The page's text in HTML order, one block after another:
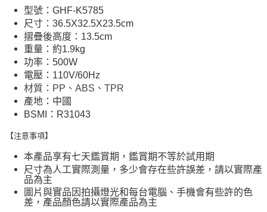
型號：GHF-K5785
尺寸：36.5X32.5X23.5cm
摺疊後高度：13.5cm
重量：約1.9kg
功率：500W
電壓：110V/60Hz
材質： PP、ABS、TPR
產地：中國
BSMI：R31043
【注意事項】
本產品享有七天鑑賞期，鑑賞期不等於試用期
尺寸為人工實際測量，多少會存在些許誤差，請以實際產
品為主
圖片與實品因拍攝燈光和每台電腦、手機會有些許的色
差，產品顏色請以實際產品為主